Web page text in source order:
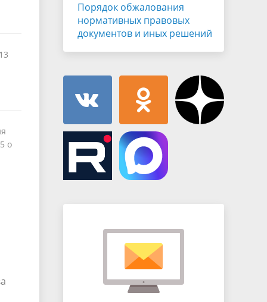
о
Порядок обжалования
нормативных правовых
документов и иных решений